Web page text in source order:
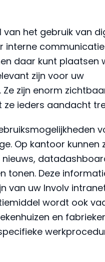
van het gebruik van
interne
daar kunt plaatsen
zijn voor uw
Ze zijn enorm
ieders aandacht
Op kantoor kunnen
tonen. Deze
van uw Involv
wordt ook
en